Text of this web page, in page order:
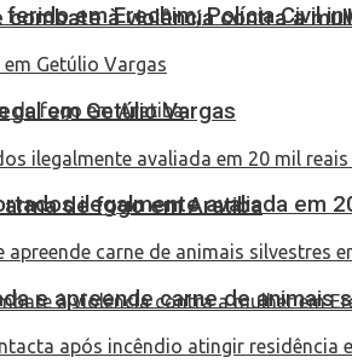
em Erechim; Polícia Civil
de fogo em Aratiba
à violência contra a
em Getúlio Vargas
ilegalmente avaliada em
e apreende carne de animais